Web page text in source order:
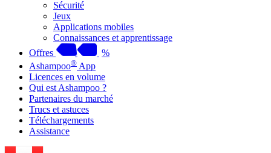
Sécurité
Jeux
Applications mobiles
Connaissances et apprentissage
Offres
%
Ashampoo® App
Licences en volume
Qui est Ashampoo ?
Partenaires du marché
Trucs et astuces
Téléchargements
Assistance